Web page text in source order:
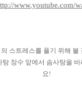
www.youtube.com/
스트레스를 풀기 위해
탕 장수 앞에서 솜사탕을
요 !